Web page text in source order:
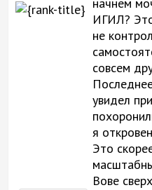
начнем
ИГИЛ?
не
совсем
увидел
я
Это
Вове